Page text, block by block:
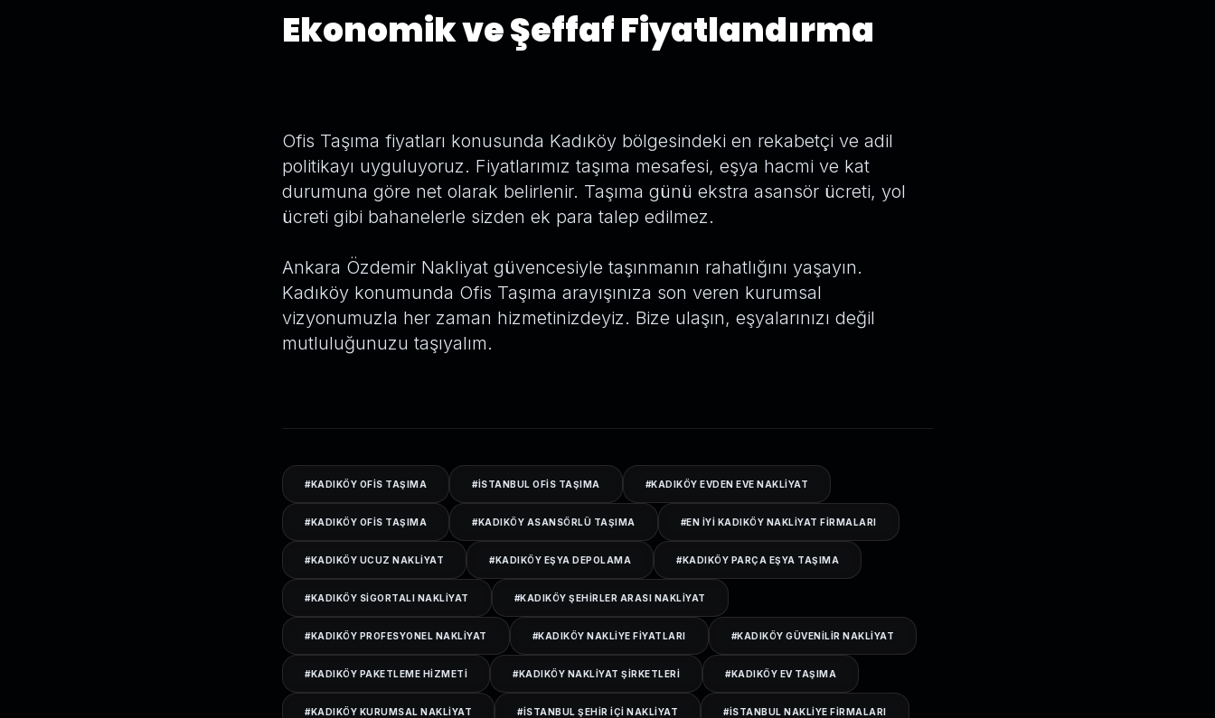
Ekonomik ve Şeffaf Fiyatlandırma
Ofis Taşıma fiyatları konusunda Kadıköy bölgesindeki en rekabetçi ve adil
politikayı uyguluyoruz. Fiyatlarımız taşıma mesafesi, eşya hacmi ve kat
durumuna göre net olarak belirlenir. Taşıma günü ekstra asansör ücreti, yol
ücreti gibi bahanelerle sizden ek para talep edilmez.
Ankara Özdemir Nakliyat güvencesiyle taşınmanın rahatlığını yaşayın.
Kadıköy konumunda Ofis Taşıma arayışınıza son veren kurumsal
vizyonumuzla her zaman hizmetinizdeyiz. Bize ulaşın, eşyalarınızı değil
mutluluğunuzu taşıyalım.
#KADIKÖY OFIS TAŞIMA #ISTANBUL OFIS TAŞIMA #KADIKÖY EVDEN EVE NAKLIYAT
#KADIKÖY OFIS TAŞIMA #KADIKÖY ASANSÖRLÜ TAŞIMA #EN IYI KADIKÖY NAKLIYAT FIRMALARI
#KADIKÖY UCUZ NAKLIYAT #KADIKÖY EŞYA DEPOLAMA #KADIKÖY PARÇA EŞYA TAŞIMA
#KADIKÖY SIGORTALI NAKLIYAT #KADIKÖY ŞEHIRLER ARASI NAKLIYAT
#KADIKÖY PROFESYONEL NAKLIYAT #KADIKÖY NAKLIYE FIYATLARI #KADIKÖY GÜVENILIR NAKLIYAT
#KADIKÖY PAKETLEME HIZMETI #KADIKÖY NAKLIYAT ŞIRKETLERI #KADIKÖY EV TAŞIMA
#KADIKÖY KURUMSAL NAKLIYAT #ISTANBUL ŞEHIR IÇI NAKLIYAT #ISTANBUL NAKLIYE FIRMALARI